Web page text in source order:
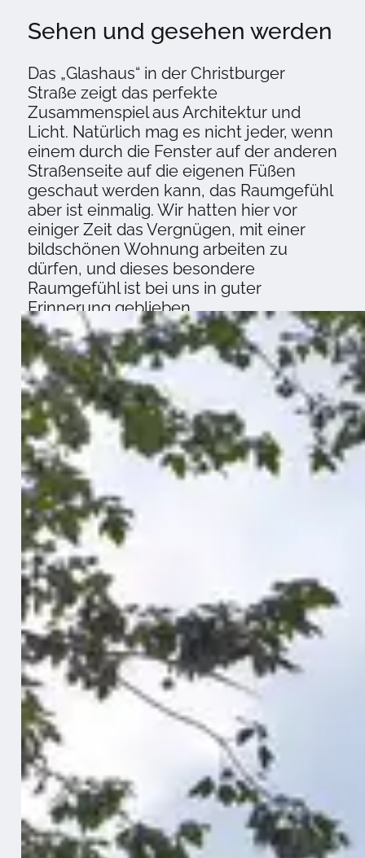
Sehen und gesehen werden
Das „Glashaus“ in der Christburger
Straße zeigt das perfekte
Zusammenspiel aus Architektur und
Licht. Natürlich mag es nicht jeder, wenn
einem durch die Fenster auf der anderen
Straßenseite auf die eigenen Füßen
geschaut werden kann, das Raumgefühl
aber ist einmalig. Wir hatten hier vor
einiger Zeit das Vergnügen, mit einer
bildschönen Wohnung arbeiten zu
dürfen, und dieses besondere
Raumgefühl ist bei uns in guter
Erinnerung geblieben.